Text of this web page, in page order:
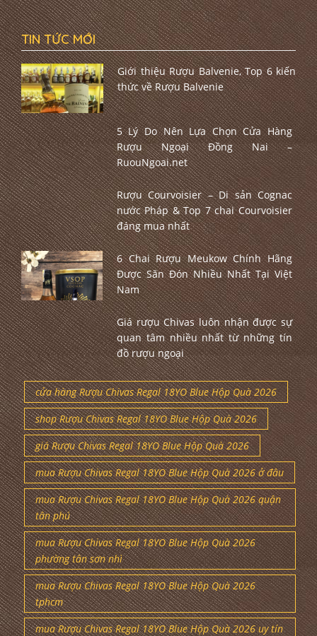
TIN TỨC MỚI
Giới thiệu Rượu Balvenie, Top 6 kiến
thức về Rượu Balvenie
5 Lý Do Nên Lựa Chọn Cửa Hàng
Rượu Ngoại Đồng Nai –
RuouNgoai.net
Rượu Courvoisier – Di sản Cognac
nước Pháp & Top 7 chai Courvoisier
đáng mua nhất
6 Chai Rượu Meukow Chính Hãng
Được Săn Đón Nhiều Nhất Tại Việt
Nam
Giá rượu Chivas luôn nhận được sự
quan tâm nhiều nhất từ những tín
đồ rượu ngoại
cửa hàng Rượu Chivas Regal 18YO Blue Hộp Quà 2026
shop Rượu Chivas Regal 18YO Blue Hộp Quà 2026
giá Rượu Chivas Regal 18YO Blue Hộp Quà 2026
mua Rượu Chivas Regal 18YO Blue Hộp Quà 2026 ở đâu
mua Rượu Chivas Regal 18YO Blue Hộp Quà 2026 quận
tân phú
mua Rượu Chivas Regal 18YO Blue Hộp Quà 2026
phường tân sơn nhì
mua Rượu Chivas Regal 18YO Blue Hộp Quà 2026
tphcm
mua Rượu Chivas Regal 18YO Blue Hộp Quà 2026 uy tín